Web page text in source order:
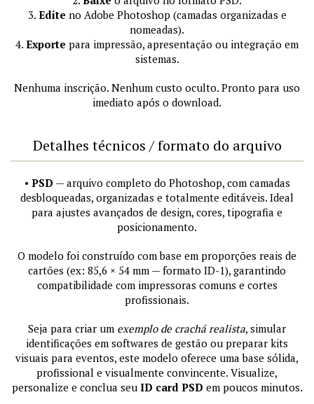
3. Edite no Adobe Photoshop (camadas organizadas e
nomeadas).
4. Exporte para impressão, apresentação ou integração em
sistemas.
Nenhuma inscrição. Nenhum custo oculto. Pronto para uso
imediato após o download.
Detalhes técnicos / formato do arquivo
• PSD — arquivo completo do Photoshop, com camadas
desbloqueadas, organizadas e totalmente editáveis. Ideal
para ajustes avançados de design, cores, tipografia e
posicionamento.
O modelo foi construído com base em proporções reais de
cartões (ex: 85,6 × 54 mm — formato ID-1), garantindo
compatibilidade com impressoras comuns e cortes
profissionais.
Seja para criar um exemplo de crachá realista, simular
identificações em softwares de gestão ou preparar kits
visuais para eventos, este modelo oferece uma base sólida,
profissional e visualmente convincente. Visualize,
personalize e conclua seu ID card PSD em poucos minutos.